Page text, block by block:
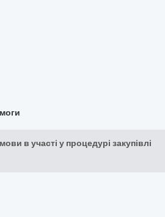
в участі у процедурі закупівлі